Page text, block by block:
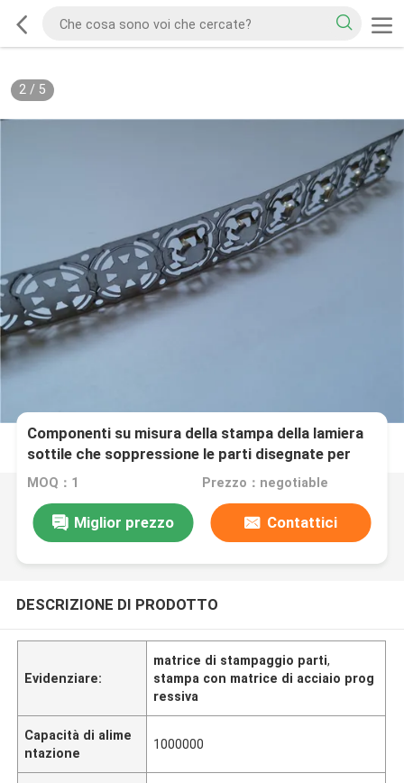
2/ 5
Componenti su misura della stampa della lamiera
sottile che soppressione le parti disegnate per
frammenti di proiettile/tazza
MOQ：1 Prezzo：negotiable
Miglior prezzo Contattici
DESCRIZIONE DI PRODOTTO
Evidenziare:
matrice di stampaggio parti,
stampa con matrice di acciaio prog
ressiva
Capacità di alime
ntazione
1000000